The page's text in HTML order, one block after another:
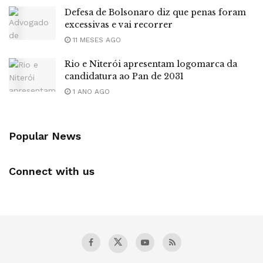
Defesa de Bolsonaro diz que penas foram
excessivas e vai recorrer
11 MESES AGO
Rio e Niterói apresentam logomarca da
candidatura ao Pan de 2031
1 ANO AGO
Popular News
Connect with us